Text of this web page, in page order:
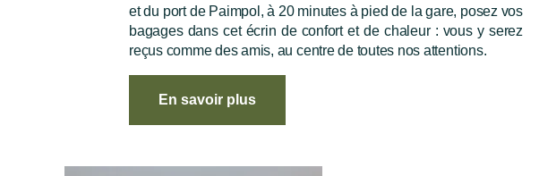
et du port de Paimpol, à 20 minutes à pied de la gare, posez vos
bagages dans cet écrin de confort et de chaleur : vous y serez
reçus comme des amis, au centre de toutes nos attentions.
En savoir plus